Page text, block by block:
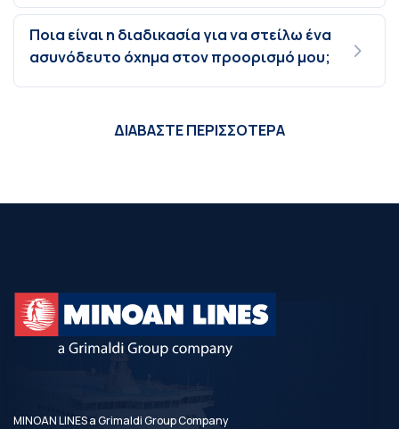
Ποια είναι η διαδικασία για να στείλω ένα
ασυνόδευτο όχημα στον προορισμό μου;
ΔΙΑΒΑΣΤΕ ΠΕΡΙΣΣΟΤΕΡΑ
MINOAN LINES a Grimaldi Group Company